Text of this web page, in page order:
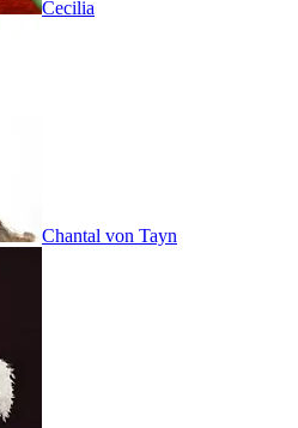
Cecilia
Chantal von Tayn